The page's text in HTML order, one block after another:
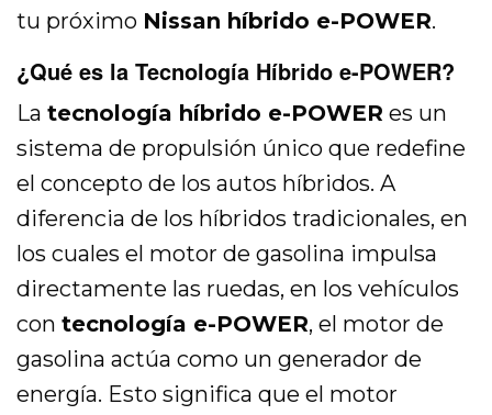
tu próximo Nissan híbrido e-POWER.
¿Qué es la Tecnología Híbrido e-POWER?
Latecnología híbrido e-POWER es un
sistema de propulsión único que redefine
el concepto de los autos híbridos. A
diferencia de los híbridos tradicionales, en
los cuales el motor de gasolina impulsa
directamente las ruedas, en los vehículos
contecnología e-POWER, el motor de
gasolina actúa como un generador de
energía. Esto significa que el motor